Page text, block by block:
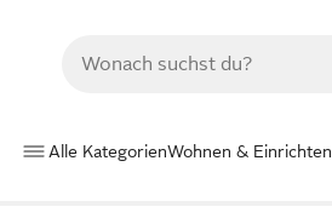
Alle KategorienWohnen & Einrichten